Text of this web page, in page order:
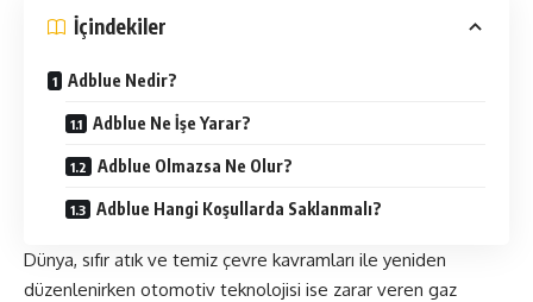
İçindekiler
Adblue Nedir?
Adblue Ne İşe Yarar?
Adblue Olmazsa Ne Olur?
Adblue Hangi Koşullarda Saklanmalı?
Dünya, sıfır atık ve temiz çevre kavramları ile yeniden
düzenlenirken otomotiv teknolojisi ise zarar veren gaz